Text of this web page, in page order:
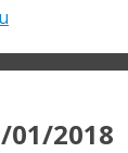
01/2018